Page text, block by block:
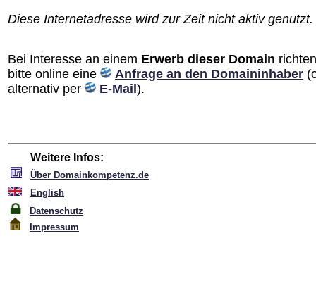
Diese Internetadresse wird zur Zeit nicht aktiv genutzt.
Bei Interesse an einem Erwerb dieser Domain
bitte online eine
Anfrage an den Domain­inhaber
alternativ per
E-Mail ).
Weitere Infos:
Über Domainkompetenz.de
English
Datenschutz
Impressum